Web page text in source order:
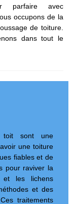
parfaire avec
occupons de la
de toiture.
dans tout le
toit sont une
une toiture
fiables et de
pour raviver la
les lichens
et des
traitements